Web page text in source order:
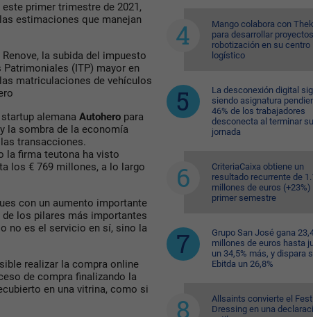
primer trimestre de 2021,
estimaciones que manejan
la subida del impuesto
(ITP) mayor en
matriculaciones de vehículos
alemana Autohero para
la sombra de la economía
transacciones.
la firma teutona ha visto
los € 769 millones, a lo largo
con un aumento importante
los pilares más importantes
no es el servicio en sí, sino la
realizar la compra online
de compra finalizando la
en una vitrina, como si
Mango colabora con
para desarrollar
robotización en su centro
logístico
La desconexión digital
siendo asignatura
46% de los trabajadores
desconecta al terminar su
jornada
CriteriaCaixa obtiene un
resultado recurrente de
millones de euros (+23%)
primer semestre
Grupo San José gana
millones de euros hasta
un 34,5% más, y dispara
Ebitda un 26,8%
Allsaints convierte el
Dressing en una